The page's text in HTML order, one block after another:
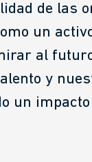
de las
un
al
y
un